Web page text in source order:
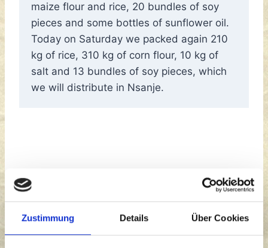
Zustimmung Details Über Cookies
maize flour and rice, 20 bundles of soy
pieces and some bottles of sunflower oil.
Today on Saturday we packed again 210
kg of rice, 310 kg of corn flour, 10 kg of
salt and 13 bundles of soy pieces, which
we will distribute in Nsanje.